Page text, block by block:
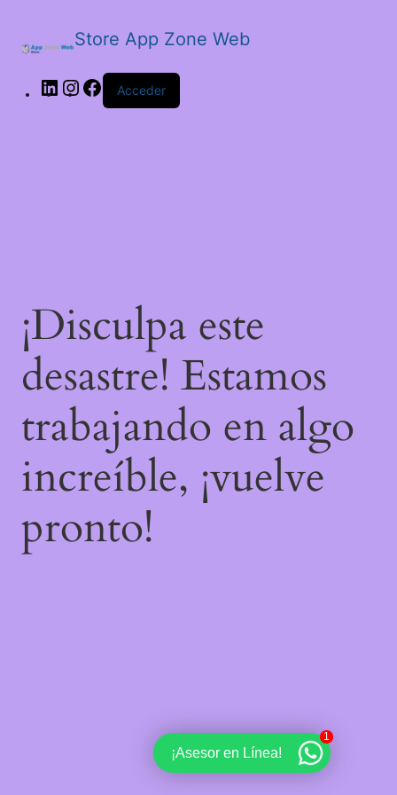
Store App Zone Web
LinkedInInstagram
Facebook
Acceder
¡Disculpa este
desastre! Estamos
trabajando en algo
increíble, ¡vuelve
pronto!
¡Asesor en Línea!
1